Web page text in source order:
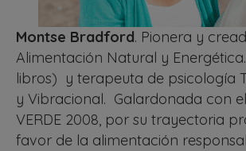
Montse Bradford. Pionera y
Alimentación Natural y
libros) y terapeuta de psicología
y Vibracional. Galardonada con el
VERDE 2008, por su trayectoria
favor de la alimentación